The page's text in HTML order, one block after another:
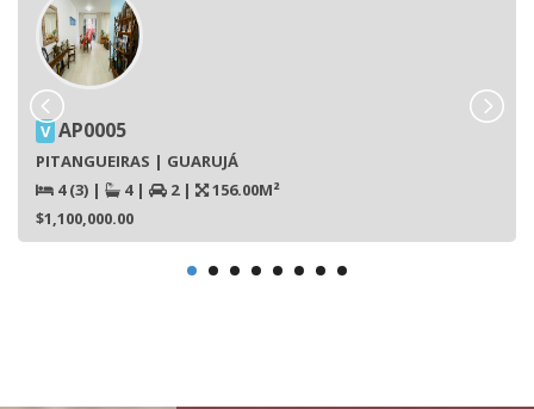
V AP0005
PITANGUEIRAS | GUARUJÁ
4 (3) | 4 | 2 |
156.00M²
$1,100,000.00